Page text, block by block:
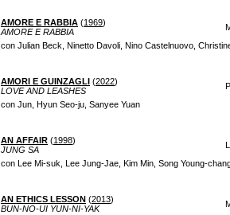
AMORE E RABBIA (1969)
AMORE E RABBIA
con Julian Beck, Ninetto Davoli, Nino Castelnuovo,
AMORI E GUINZAGLI (2022)
LOVE AND LEASHES
con Jun, Hyun Seo-ju, Sanyee Yuan
AN AFFAIR (1998)
JUNG SA
con Lee Mi-suk, Lee Jung-Jae, Kim Min, Song Young-
AN ETHICS LESSON (2013)
BUN-NO-UI YUN-NI-YAK